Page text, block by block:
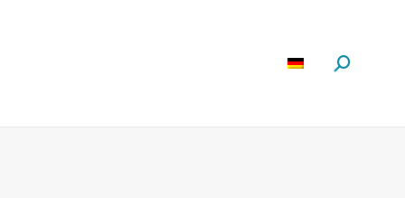
Suchen: